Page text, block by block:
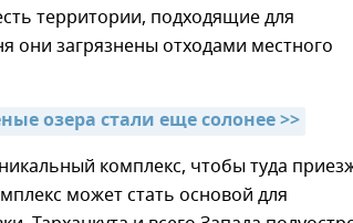
территории, подходящие для
они загрязнены отходами местного
озера стали еще солонее >>
комплекс, чтобы туда
может стать основой для